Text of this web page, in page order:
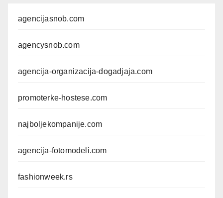
agencijasnob.com
agencysnob.com
agencija-organizacija-dogadjaja.com
promoterke-hostese.com
najboljekompanije.com
agencija-fotomodeli.com
fashionweek.rs